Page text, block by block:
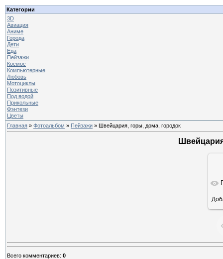
Категории
3D
Авиация
Аниме
Города
Дети
Еда
Пейзажи
Космос
Компьютерные
Любовь
Мотоциклы
Позитивные
Под водой
Прикольные
Фэнтези
Цветы
Главная » Фотоальбом » Пейзажи » Швейцария, горы, дома, городок
Всего комментариев: 0